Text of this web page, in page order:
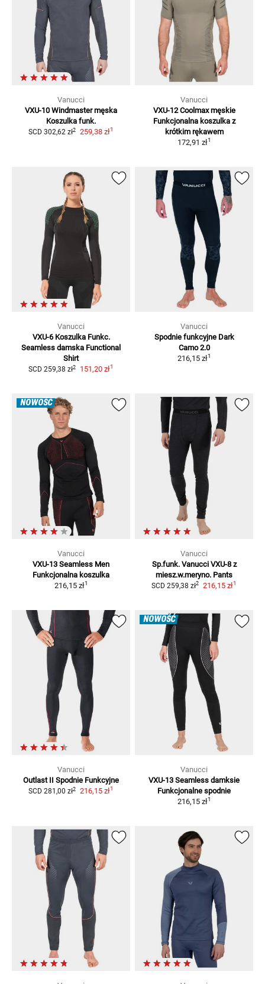
Vanucci
VXU-10 Windmaster męska
Koszulka funk.
SCD 302,62 zł2 259,38 zł1
Vanucci
VXU-12 Coolmax męskie
Funkcjonalna koszulka z
krótkim rękawem
172,91 zł1
Vanucci
VXU-6 Koszulka Funkc.
Seamless damska Functional
Shirt
SCD 259,38 zł2 151,20 zł1
Vanucci
Spodnie funkcyjne Dark
Camo 2.0
216,15 zł1
NOWOŚĆ
Vanucci
VXU-13 Seamless Men
Funkcjonalna koszulka
216,15 zł1
Vanucci
Sp.funk. Vanucci VXU-8 z
miesz.w.meryno. Pants
SCD 259,38 zł2 216,15 zł1
Vanucci
Outlast II Spodnie Funkcyjne
SCD 281,00 zł2 216,15 zł1
NOWOŚĆ
Vanucci
VXU-13 Seamless damksie
Funkcjonalne spodnie
216,15 zł1